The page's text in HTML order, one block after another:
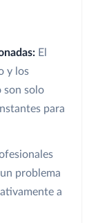
El
y los
son solo
para
problema
a